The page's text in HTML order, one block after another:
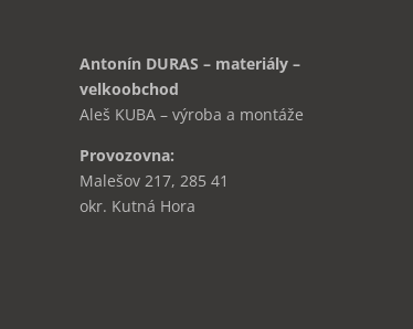
Antonín DURAS – materiály –
velkoobchod
Aleš KUBA – výroba a montáže
Provozovna:
Malešov 217, 285 41
okr. Kutná Hora